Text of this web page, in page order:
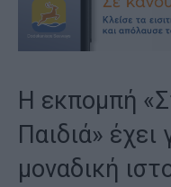
Η εκπομπή
Παιδιά» έχει
μοναδική